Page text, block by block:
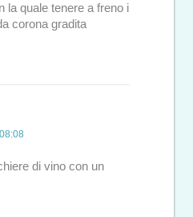
la quale tenere a freno i
corona gradita
di vino con un